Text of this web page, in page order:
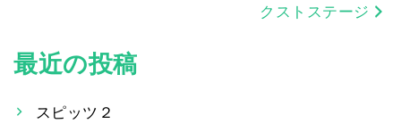
ナ
ビ
ゲ
クストステージ
最近の投稿
スピッツ２